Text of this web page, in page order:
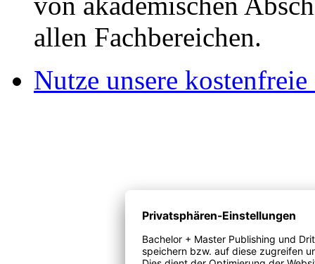
allen Fachbereichen.
Nutze unsere